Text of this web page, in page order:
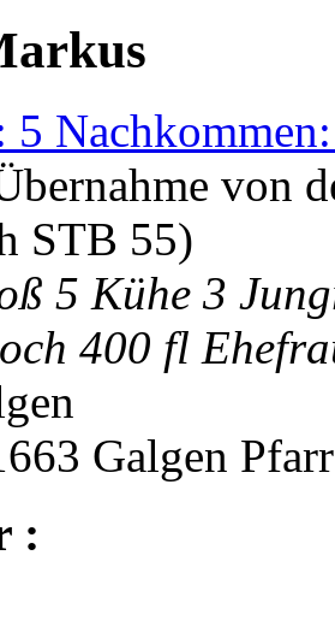
5
von
STB 55)
5 Kühe 3
400 fl
Galgen
: